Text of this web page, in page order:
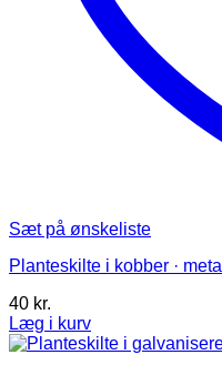
Sæt på ønskeliste
Planteskilte i kobber · metal
40 kr.
Læg i kurv
Dette